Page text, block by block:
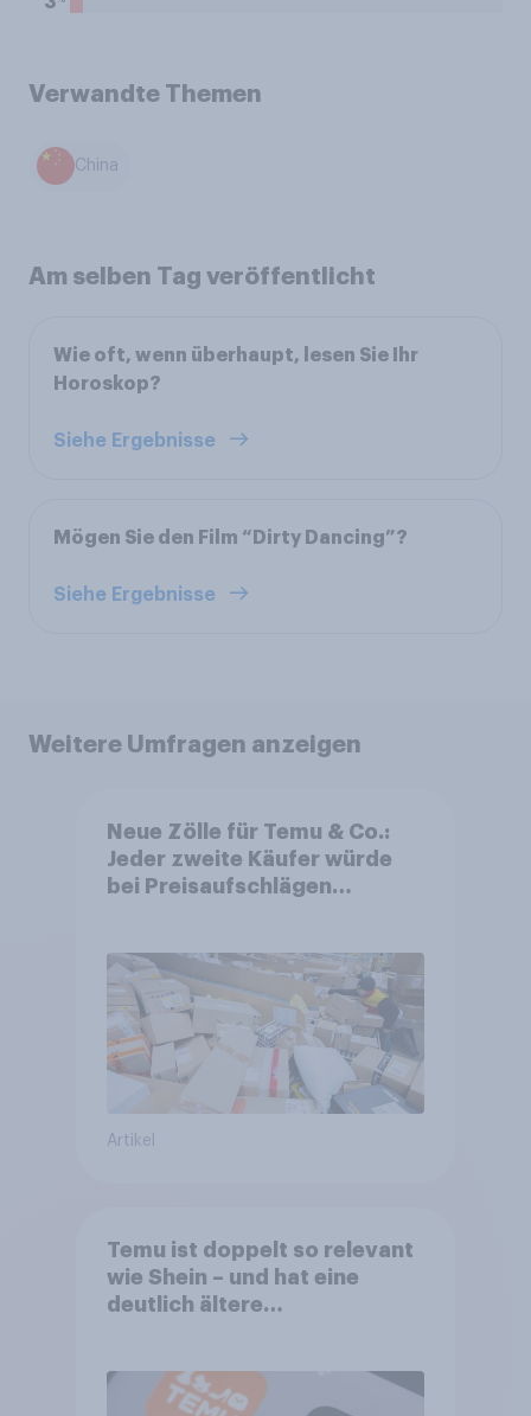
Verwandte Themen
China
Am selben Tag veröffentlicht
Wie oft, wenn überhaupt, lesen Sie Ihr
Horoskop?
Siehe Ergebnisse
Mögen Sie den Film “Dirty Dancing”?
Siehe Ergebnisse
Weitere Umfragen anzeigen
Neue Zölle für Temu & Co.:
Jeder zweite Käufer würde
bei Preisaufschlägen
Artikel
Temu ist doppelt so relevant
wie Shein – und hat eine
deutlich ältere